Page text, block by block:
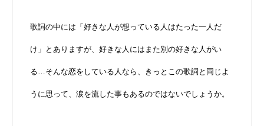
歌詞の中には「好きな人が想っている人はたった一人だ
け」とありますが、好きな人にはまた別の好きな人がい
る…そんな恋をしている人なら、きっとこの歌詞と同じよ
うに思って、涙を流した事もあるのではないでしょうか。